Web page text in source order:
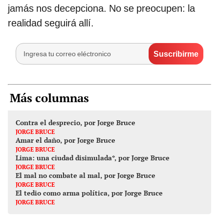
jamás nos decepciona. No se preocupen: la
realidad seguirá allí.
Más columnas
Contra el desprecio, por Jorge Bruce
JORGE BRUCE
Amar el daño, por Jorge Bruce
JORGE BRUCE
Lima: una ciudad disimulada*, por Jorge Bruce
JORGE BRUCE
El mal no combate al mal, por Jorge Bruce
JORGE BRUCE
El tedio como arma política, por Jorge Bruce
JORGE BRUCE